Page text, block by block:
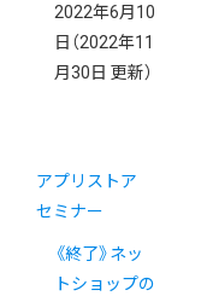
2022年6月10
日 （2022年11
月30日 更新）
アプリストア
セミナー
《終了》ネッ
トショップの